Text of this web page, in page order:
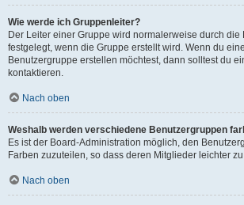
Wie werde ich Gruppenleiter?
Der Leiter einer Gruppe wird normalerweise durch die
festgelegt, wenn die Gruppe erstellt wird. Wenn du
Benutzergruppe erstellen möchtest, dann solltest du
kontaktieren.
Nach oben
Weshalb werden verschiedene Benutzergruppen
Es ist der Board-Administration möglich, den
Farben zuzuteilen, so dass deren Mitglieder leichter
Nach oben